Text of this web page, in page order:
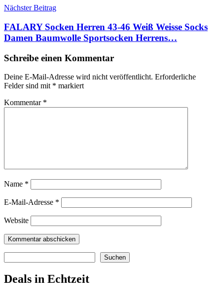
Nächster Beitrag
FALARY Socken Herren 43-46 Weiß Weisse Socks
Damen Baumwolle Sportsocken Herrens…
Schreibe einen Kommentar
Deine E-Mail-Adresse wird nicht veröffentlicht. Erforderliche
Felder sind mit * markiert
Kommentar *
Name *
E-Mail-Adresse *
Website
Suchen
Deals in Echtzeit